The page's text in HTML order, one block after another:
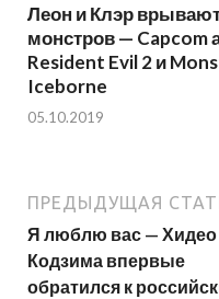
Леон и Клэр
монстров — Capcom
Resident Evil 2 и
Iceborne
05.10.2019
ПРЕДЫДУЩАЯ
Я люблю вас — Хидео
Кодзима впервые
обратился к